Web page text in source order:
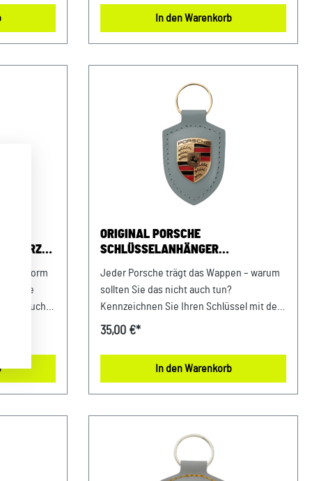
58 %
Farbe:
hält Schlüssel, Ausweis und weitere
Essentials griffbereit zusammen. Details:
mm x 5 mm Material- und Pflegehinweise:
Webband: 100% Polyester; Karabiner: 100
% ZinklegierungNicht waschen, nicht
bügeln. Farbe: Rot Verkauf und Versand
durch: AVP Sportwagen GmbHPorsche
Zentrum NiederbayernFerdinand-
Porsche-Straße 194447 PlattlingUSt-
In den Warenkorb
in Form
nicht auch
58%
x 8 mm
AVP
Straße
ORIGINAL PORSCHE
SCHLÜSSELANHÄNGER
EMBLEM
Jeder Porsche trägt das Wappen – warum
sollten Sie das nicht auch tun?
Kennzeichnen Sie Ihren Schlüssel mit dem
hochwertigen Echtleder-
mitgelieferten Geschenkverpackung
eignet er sich auch ideal als Präsent für
Wappen Für alle Porsche Schlüssel
geeignet Made in Germany Abmessungen:
80 mm x 41 mm x 8 mm Material- und
35,00 €*
In den Warenkorb